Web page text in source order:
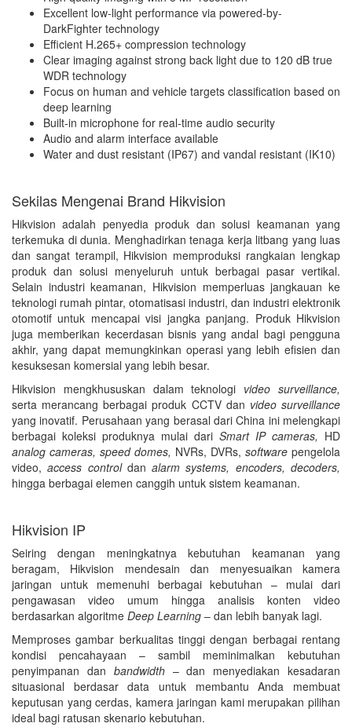
Excellent low-light performance via powered-by-
DarkFighter technology
Efficient H.265+ compression technology
Clear imaging against strong back light due to 120 dB true
WDR technology
Focus on human and vehicle targets classification based on
deep learning
Built-in microphone for real-time audio security
Audio and alarm interface available
Water and dust resistant (IP67) and vandal resistant (IK10)
Sekilas Mengenai Brand Hikvision
Hikvision adalah penyedia produk dan solusi keamanan yang
terkemuka di dunia. Menghadirkan tenaga kerja litbang yang luas
dan sangat terampil, Hikvision memproduksi rangkaian lengkap
produk dan solusi menyeluruh untuk berbagai pasar vertikal.
Selain industri keamanan, Hikvision memperluas jangkauan ke
teknologi rumah pintar, otomatisasi industri, dan industri elektronik
otomotif untuk mencapai visi jangka panjang. Produk Hikvision
juga memberikan kecerdasan bisnis yang andal bagi pengguna
akhir, yang dapat memungkinkan operasi yang lebih efisien dan
kesuksesan komersial yang lebih besar.
Hikvision mengkhususkan dalam teknologi video surveillance,
serta merancang berbagai produk CCTV dan video surveillance
yang inovatif. Perusahaan yang berasal dari China ini melengkapi
berbagai koleksi produknya mulai dari Smart IP cameras, HD
analog cameras, speed domes, NVRs, DVRs, software pengelola
video,access controldanalarm systems, encoders, decoders,
hingga berbagai elemen canggih untuk sistem keamanan.
Hikvision IP
Seiring dengan meningkatnya kebutuhan keamanan yang
beragam, Hikvision mendesain dan menyesuaikan kamera
jaringan untuk memenuhi berbagai kebutuhan – mulai dari
pengawasan video umum hingga analisis konten video
berdasarkan algoritme Deep Learning – dan lebih banyak lagi.
Memproses gambar berkualitas tinggi dengan berbagai rentang
kondisi pencahayaan – sambil meminimalkan kebutuhan
penyimpanan dan bandwidth– dan menyediakan kesadaran
situasional berdasar data untuk membantu Anda membuat
keputusan yang cerdas, kamera jaringan kami merupakan pilihan
ideal bagi ratusan skenario kebutuhan.